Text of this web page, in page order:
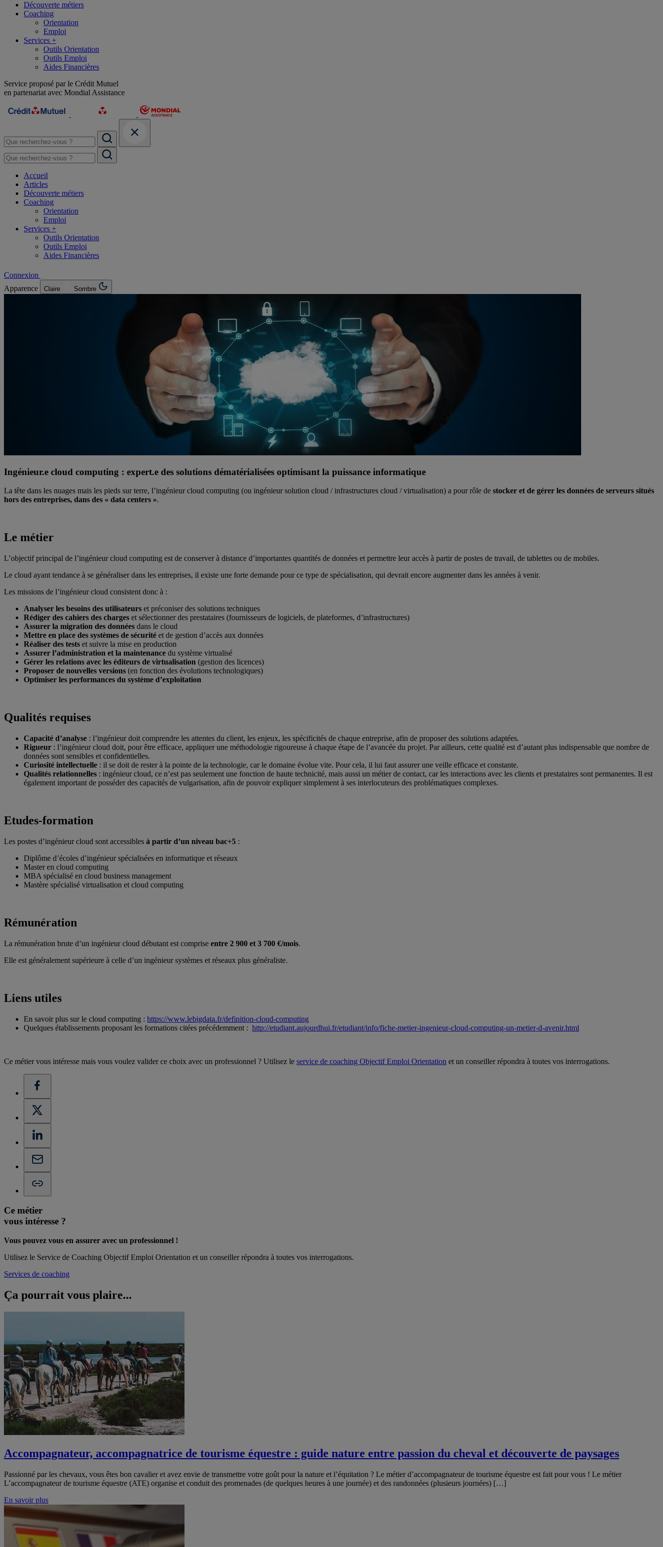
Découverte métiers
Coaching
Orientation
Emploi
Services +
Outils Orientation
Outils Emploi
Aides Financières
Service proposé par le Crédit Mutuel
en partenariat avec Mondial Assistance
Accueil
Articles
Découverte métiers
Coaching
Orientation
Emploi
Services +
Outils Orientation
Outils Emploi
Aides Financières
Connexion
Apparence
Claire Sombre
Ingénieur.e cloud computing : expert.e des solutions dématérialisées optimisant la puissance informatique
La tête dans les nuages mais les pieds sur terre, l’ingénieur cloud computing (ou ingénieur solution cloud / infrastructures cloud / virtualisation) a pour rôle de stocker et de gérer les données de serveurs situés
hors des entreprises, dans des « data centers ».
Le métier
L’objectif principal de l’ingénieur cloud computing est de conserver à distance d’importantes quantités de données et permettre leur accès à partir de postes de travail, de tablettes ou de mobiles.
Le cloud ayant tendance à se généraliser dans les entreprises, il existe une forte demande pour ce type de spécialisation, qui devrait encore augmenter dans les années à venir.
Les missions de l’ingénieur cloud consistent donc à :
Analyser les besoins des utilisateurs et préconiser des solutions techniques
Rédiger des cahiers des charges et sélectionner des prestataires (fournisseurs de logiciels, de plateformes, d’infrastructures)
Assurer la migration des données dans le cloud
Mettre en place des systèmes de sécurité et de gestion d’accès aux données
Réaliser des tests et suivre la mise en production
Assurer l’administration et la maintenance du système virtualisé
Gérer les relations avec les éditeurs de virtualisation (gestion des licences)
Proposer de nouvelles versions (en fonction des évolutions technologiques)
Optimiser les performances du système d’exploitation
Qualités requises
Capacité d’analyse : l’ingénieur doit comprendre les attentes du client, les enjeux, les spécificités de chaque entreprise, afin de proposer des solutions adaptées.
Rigueur : l’ingénieur cloud doit, pour être efficace, appliquer une méthodologie rigoureuse à chaque étape de l’avancée du projet. Par ailleurs, cette qualité est d’autant plus indispensable que nombre de
données sont sensibles et confidentielles.
Curiosité intellectuelle : il se doit de rester à la pointe de la technologie, car le domaine évolue vite. Pour cela, il lui faut assurer une veille efficace et constante.
Qualités relationnelles : ingénieur cloud, ce n’est pas seulement une fonction de haute technicité, mais aussi un métier de contact, car les interactions avec les clients et prestataires sont permanentes. Il est
également important de posséder des capacités de vulgarisation, afin de pouvoir expliquer simplement à ses interlocuteurs des problématiques complexes.
Etudes-formation
Les postes d’ingénieur cloud sont accessibles à partir d’un niveau bac+5 :
Diplôme d’écoles d’ingénieur spécialisées en informatique et réseaux
Master en cloud computing
MBA spécialisé en cloud business management
Mastère spécialisé virtualisation et cloud computing
Rémunération
La rémunération brute d’un ingénieur cloud débutant est comprise entre 2 900 et 3 700 €/mois.
Elle est généralement supérieure à celle d’un ingénieur systèmes et réseaux plus généraliste.
Liens utiles
En savoir plus sur le cloud computing : https://www.lebigdata.fr/definition-cloud-computing
Quelques établissements proposant les formations citées précédemment : http://etudiant.aujourdhui.fr/etudiant/info/fiche-metier-ingenieur-cloud-computing-un-metier-d-avenir.html
Ce métier vous intéresse mais vous voulez valider ce choix avec un professionnel ? Utilisez le service de coaching Objectif Emploi Orientation et un conseiller répondra à toutes vos interrogations.
Ce métier
vous intéresse ?
Vous pouvez vous en assurer avec un professionnel !
Utilisez le Service de Coaching Objectif Emploi Orientation et un conseiller répondra à toutes vos interrogations.
Services de coaching
Ça pourrait vous plaire...
Accompagnateur, accompagnatrice de tourisme équestre : guide nature entre passion du cheval et découverte de paysages
Passionné par les chevaux, vous êtes bon cavalier et avez envie de transmettre votre goût pour la nature et l’équitation ? Le métier d’accompagnateur de tourisme équestre est fait pour vous ! Le métier
L’accompagnateur de tourisme équestre (ATE) organise et conduit des promenades (de quelques heures à une journée) et des randonnées (plusieurs journées) […]
En savoir plus